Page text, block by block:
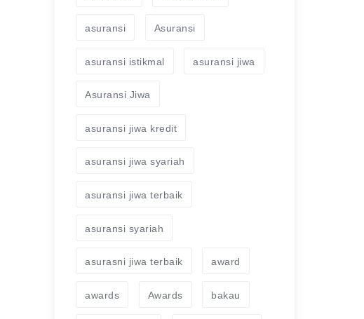
asuransi Asuransi
asuransi istikmal asuransi jiwa
Asuransi Jiwa
asuransi jiwa kredit
asuransi jiwa syariah
asuransi jiwa terbaik
asuransi syariah
asurasni jiwa terbaik award
awards Awards bakau